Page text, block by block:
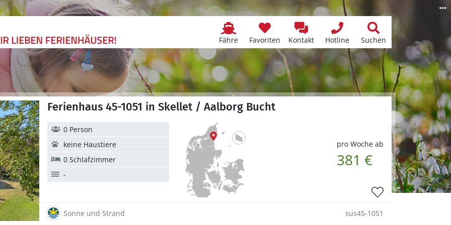
Fähre Favoriten Kontakt Hotline Suchen
Ferienhaus 45-1051 in Skellet / Aalborg Bucht
pro Woche ab
381 €
0 Person
keine Haustiere
0 Schlafzimmer
-
Sonne und Strand sus45-1051